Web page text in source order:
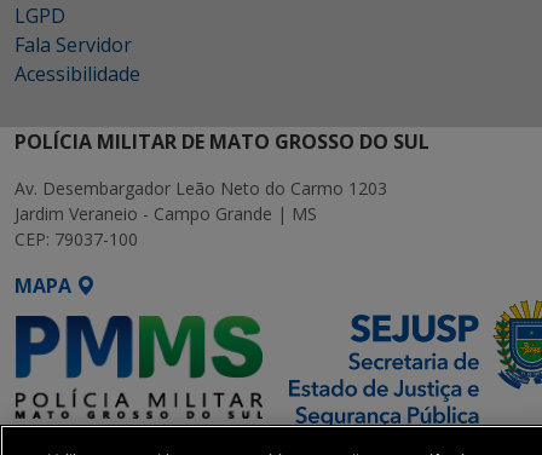
LGPD
Fala Servidor
Acessibilidade
POLÍCIA MILITAR DE MATO GROSSO DO SUL
Av. Desembargador Leão Neto do Carmo 1203
Jardim Veraneio - Campo Grande | MS
CEP: 79037-100
MAPA